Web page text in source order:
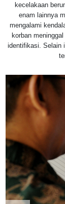
kecelakaan
enam lainnya
mengalami
korban
identifikasi. Selain